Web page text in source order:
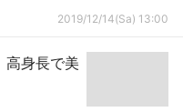
2019/12/14(Sa) 13:00
高身長で美